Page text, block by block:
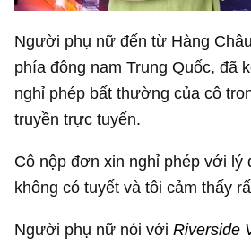
Người phụ nữ đến từ Hàng
phía đông nam Trung Quốc, đã
nghỉ phép bất thường của cô
truyền trực tuyến.
Cô nộp đơn xin nghỉ phép với lý
không có tuyết và tôi cảm thấy
Người phụ nữ nói với Riverside